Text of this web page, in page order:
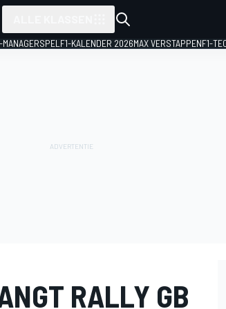
F1-KALENDER 2026MAX VERSTAPPENF1-
RALLY GB